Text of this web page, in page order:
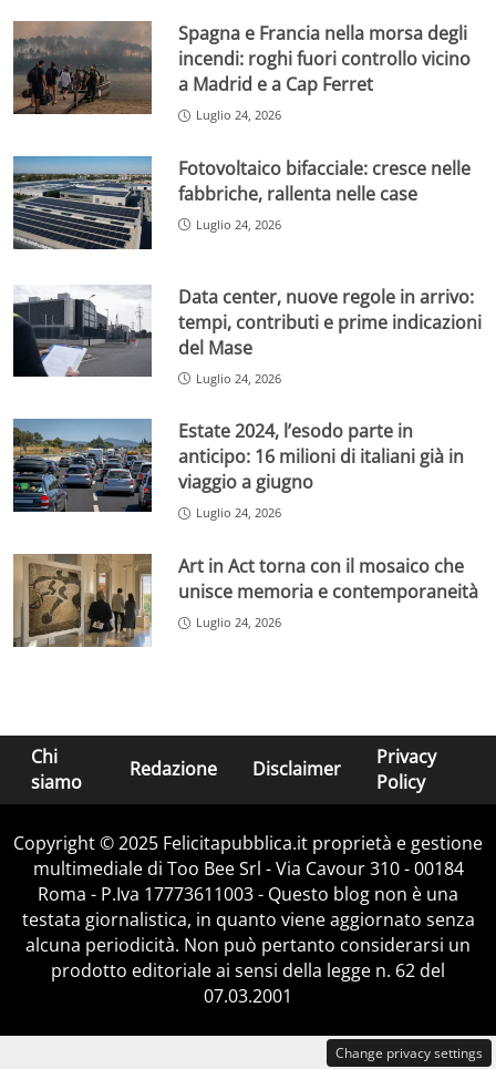
Spagna e Francia nella morsa degli
incendi: roghi fuori controllo vicino
a Madrid e a Cap Ferret
Luglio 24, 2026
Fotovoltaico bifacciale: cresce nelle
fabbriche, rallenta nelle case
Luglio 24, 2026
Data center, nuove regole in arrivo:
tempi, contributi e prime indicazioni
del Mase
Luglio 24, 2026
Estate 2024, l’esodo parte in
anticipo: 16 milioni di italiani già in
viaggio a giugno
Luglio 24, 2026
Art in Act torna con il mosaico che
unisce memoria e contemporaneità
Luglio 24, 2026
Chi
siamo
Redazione Disclaimer
Privacy
Policy
Copyright © 2025 Felicitapubblica.it proprietà e gestione
multimediale di Too Bee Srl - Via Cavour 310 - 00184
Roma - P.Iva 17773611003 - Questo blog non è una
testata giornalistica, in quanto viene aggiornato senza
alcuna periodicità. Non può pertanto considerarsi un
prodotto editoriale ai sensi della legge n. 62 del
07.03.2001
Change privacy settings